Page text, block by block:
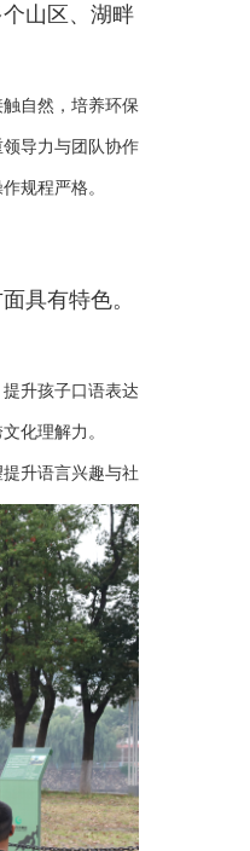
山区、湖畔
自然，培养环保意识与探险精
导力与团队协作的培养。
具有特色。
升孩子口语表达与沟通自信。
化理解力。